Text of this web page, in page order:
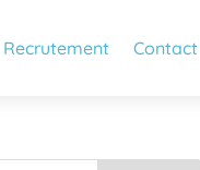
Recrutement Contact